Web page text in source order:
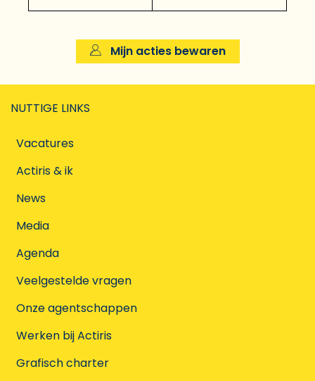
Mijn acties bewaren
NUTTIGE LINKS
Vacatures
Actiris & ik
News
Media
Agenda
Veelgestelde vragen
Onze agentschappen
Werken bij Actiris
Grafisch charter